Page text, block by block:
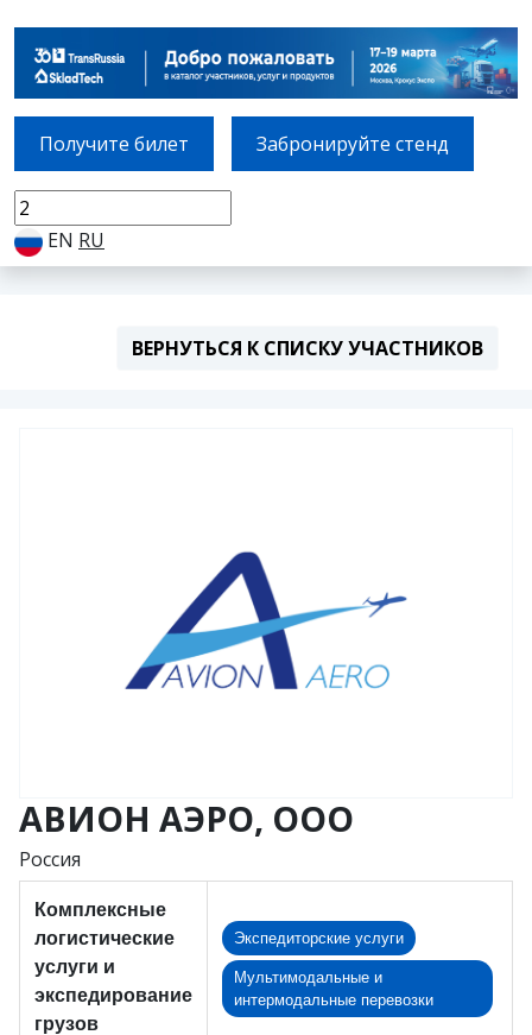
Получите билет Забронируйте стенд
EN RU
ВЕРНУТЬСЯ К СПИСКУ УЧАСТНИКОВ
АВИОН АЭРО, ООО
Россия
Комплексные
логистические
услуги и
экспедирование
грузов
Экспедиторские услуги
Мультимодальные и
интермодальные перевозки